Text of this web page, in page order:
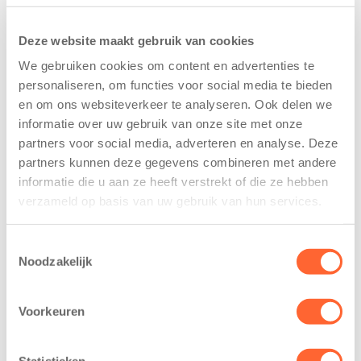
Deze website maakt gebruik van cookies
We gebruiken cookies om content en advertenties te
personaliseren, om functies voor social media te bieden
en om ons websiteverkeer te analyseren. Ook delen we
informatie over uw gebruik van onze site met onze
partners voor social media, adverteren en analyse. Deze
partners kunnen deze gegevens combineren met andere
informatie die u aan ze heeft verstrekt of die ze hebben
verzameld op basis van uw gebruik van hun services.
Noodzakelijk
Voorkeuren
spreken.”
Wat doen de peuters tijdens de vakantieweken?
De activiteiten sluiten aan bij de belevingswereld en
interesses van de peuters. Binnen het thema ‘Kunst
en muziek’ stimuleren de activiteiten de peuters op
het gebied van taal, motoriek, sociaal-emotionele
ontwikkeling en rekenprikkels, zoals kleuren
sorteren. In de veelal kleine groepjes krijgen de
leeftijdsgenootjes. Om de betrokkenheid van ouders
mee naar huis. Zo kunnen ze ook thuis kleuren
zoeken, herkennen en benoemen. De